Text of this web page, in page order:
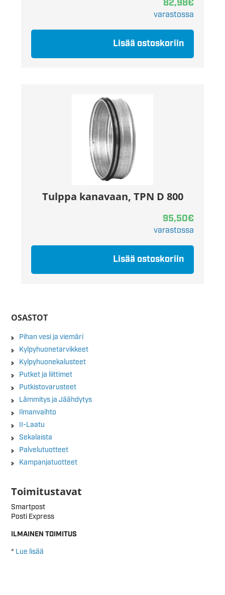
82,98€
varastossa
Lisää ostoskoriin
Tulppa kanavaan, TPN D 800
95,50€
varastossa
Lisää ostoskoriin
OSASTOT
Pihan vesi ja viemäri
Kylpyhuonetarvikkeet
Kylpyhuonekalusteet
Putket ja liittimet
Putkistovarusteet
Lämmitys ja Jäähdytys
Ilmanvaihto
II-Laatu
Sekalaista
Palvelutuotteet
Kampanjatuotteet
Toimitustavat
Smartpost
Posti Express
ILMAINEN TOIMITUS
* Lue lisää